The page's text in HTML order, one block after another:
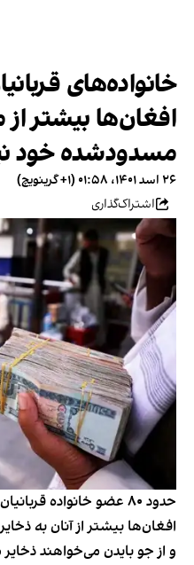
افغان‌ها بیشتر از
مسدودشده خود
۲۶ اسد ۱۴۰۱، ۰۱:۵۸ (‎+۱ گرینویچ)
اشتراک‌گذاری
افغان‌ها بیشتر از آنان به
و از جو بایدن می‌خواهند ذخایر